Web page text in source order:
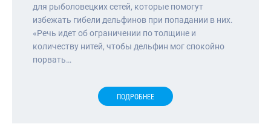
для рыболовецких сетей, которые помогут
избежать гибели дельфинов при попадании в них.
«Речь идет об ограничении по толщине и
количеству нитей, чтобы дельфин мог спокойно
порвать…
ПОДРОБНЕЕ